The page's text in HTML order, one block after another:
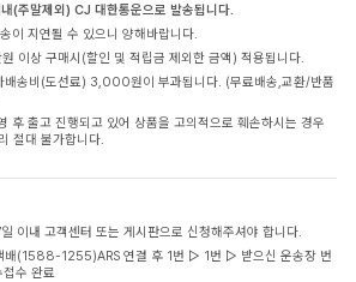
(주말제외) CJ 대한통운으로 발송됩니다.
이 지연될 수 있으니 양해바랍니다.
이상 구매시(할인 및 적립금 제외한 금액) 적용됩니다.
배송비(도선료) 3,000원이 부과됩니다. (무료배송,교환/반품
후 출고 진행되고 있어 상품을 고의적으로 훼손하시는 경우
절대 불가합니다.
이내 고객센터 또는 게시판으로 신청해주셔야 합니다.
배(1588-1255)ARS 연결 후 1번 ▷ 1번 ▷ 받으신 운송장 번
수 완료